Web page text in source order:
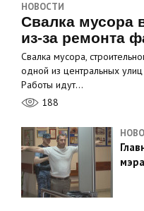
НОВОСТИ
Свалка мусора
из-за ремонта
Свалка мусора,
одной из центральных
Работы идут…
188